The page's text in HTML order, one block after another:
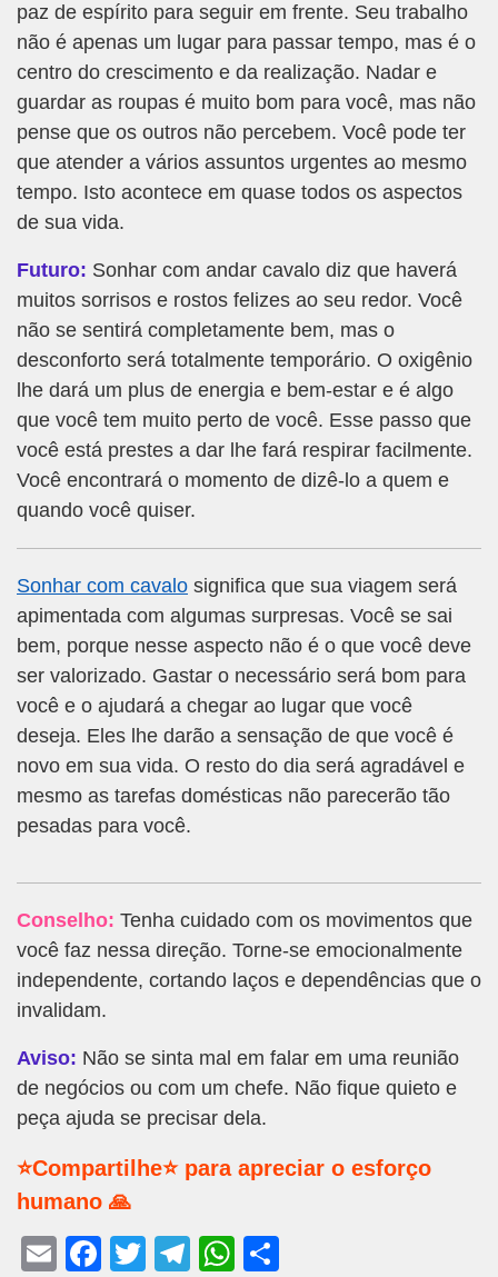
paz de espírito para seguir em frente. Seu trabalho
não é apenas um lugar para passar tempo, mas é o
centro do crescimento e da realização. Nadar e
guardar as roupas é muito bom para você, mas não
pense que os outros não percebem. Você pode ter
que atender a vários assuntos urgentes ao mesmo
tempo. Isto acontece em quase todos os aspectos
de sua vida.
Futuro: Sonhar com andar cavalo diz que haverá
muitos sorrisos e rostos felizes ao seu redor. Você
não se sentirá completamente bem, mas o
desconforto será totalmente temporário. O oxigênio
lhe dará um plus de energia e bem-estar e é algo
que você tem muito perto de você. Esse passo que
você está prestes a dar lhe fará respirar facilmente.
Você encontrará o momento de dizê-lo a quem e
quando você quiser.
Sonhar com cavalo significa que sua viagem será
apimentada com algumas surpresas. Você se sai
bem, porque nesse aspecto não é o que você deve
ser valorizado. Gastar o necessário será bom para
você e o ajudará a chegar ao lugar que você
deseja. Eles lhe darão a sensação de que você é
novo em sua vida. O resto do dia será agradável e
mesmo as tarefas domésticas não parecerão tão
pesadas para você.
Conselho: Tenha cuidado com os movimentos que
você faz nessa direção. Torne-se emocionalmente
independente, cortando laços e dependências que o
invalidam.
Aviso: Não se sinta mal em falar em uma reunião
de negócios ou com um chefe. Não fique quieto e
peça ajuda se precisar dela.
⭐Compartilhe⭐ para apreciar o esforço
humano 🙏
E
F
T
T
W